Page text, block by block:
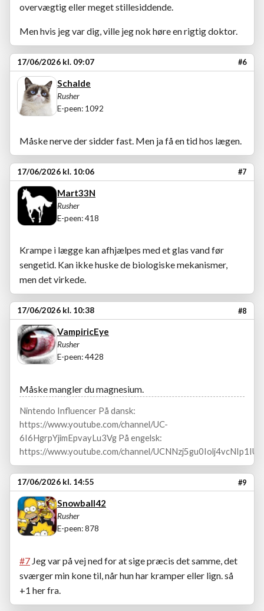
overvægtig eller meget stillesiddende.
Men hvis jeg var dig, ville jeg nok høre en rigtig doktor.
17/06/2026 kl. 09:07 #6
Schalde
Rusher
E-peen: 1092
Måske nerve der sidder fast. Men ja få en tid hos lægen.
17/06/2026 kl. 10:06 #7
Mart33N
Rusher
E-peen: 418
Krampe i lægge kan afhjælpes med et glas vand før
sengetid. Kan ikke huske de biologiske mekanismer,
men det virkede.
17/06/2026 kl. 10:38 #8
VampiricEye
Rusher
E-peen: 4428
Måske mangler du magnesium.
Nintendo Influencer På dansk:
https://www.youtube.com/channel/UC-
6I6HgrpYjimEpvayLu3Vg På engelsk:
https://www.youtube.com/channel/UCNNzj5gu0Iolj4vcNIp1IUA
17/06/2026 kl. 14:55 #9
Snowball42
Rusher
E-peen: 878
#7 Jeg var på vej ned for at sige præcis det samme, det
sværger min kone til, når hun har kramper eller lign. så
+1 her fra.